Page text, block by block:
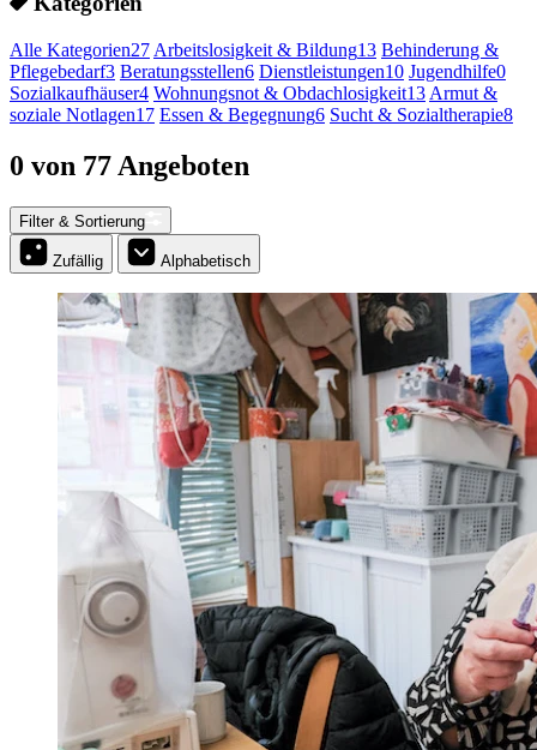
Alle Kategorien27 Arbeitslosigkeit & Bildung13 Behinderung &
Pflegebedarf3 Beratungsstellen6 Dienstleistungen10 Jugendhilfe0
Sozialkaufhäuser4 Wohnungsnot & Obdachlosigkeit13 Armut &
soziale Notlagen17 Essen & Begegnung6 Sucht & Sozialtherapie8
0 von 77 Angeboten
Filter & Sortierung
Zufällig Alphabetisch